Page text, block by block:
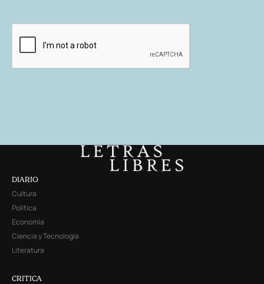
DIARIO
Cultura
Política
Economía
Ciencia y Tecnología
Literatura
CRITICA